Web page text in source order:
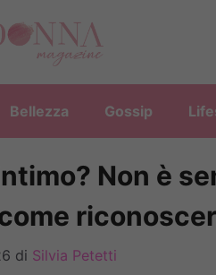
Bellezza Gossip
Non è
di Silvia Petetti